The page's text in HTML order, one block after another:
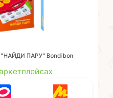
"НАЙДИ ПАРУ" Bondibon